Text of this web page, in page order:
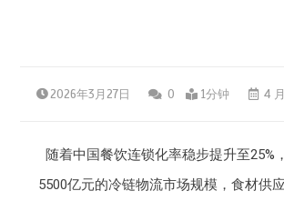
2026年3月27日 0 1分钟 4 月
随着中国餐饮连锁化率稳步提升至25%
5500亿元的冷链物流市场规模，食材供